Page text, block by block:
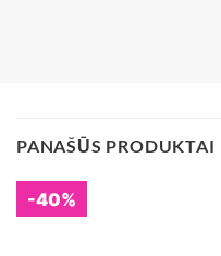
PANAŠŪS PRODUKTAI
-40%